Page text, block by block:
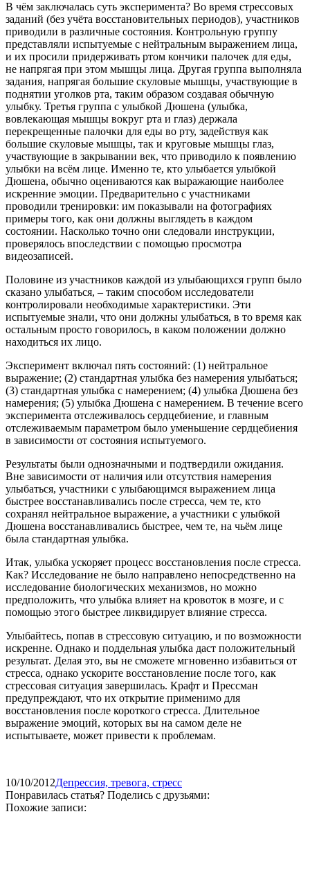
В чём заключалась суть эксперимента? Во время стрессовых
заданий (без учёта восстановительных периодов), участников
приводили в различные состояния. Контрольную группу
представляли испытуемые с нейтральным выражением лица,
и их просили придерживать ртом кончики палочек для еды,
не напрягая при этом мышцы лица. Другая группа выполняла
задания, напрягая большие скуловые мышцы, участвующие в
поднятии уголков рта, таким образом создавая обычную
улыбку. Третья группа с улыбкой Дюшена (улыбка,
вовлекающая мышцы вокруг рта и глаз) держала
перекрещенные палочки для еды во рту, задействуя как
большие скуловые мышцы, так и круговые мышцы глаз,
участвующие в закрывании век, что приводило к появлению
улыбки на всём лице. Именно те, кто улыбается улыбкой
Дюшена, обычно оцениваются как выражающие наиболее
искренние эмоции. Предварительно с участниками
проводили тренировки: им показывали на фотографиях
примеры того, как они должны выглядеть в каждом
состоянии. Насколько точно они следовали инструкции,
проверялось впоследствии с помощью просмотра
видеозаписей.
Половине из участников каждой из улыбающихся групп было
сказано улыбаться, – таким способом исследователи
контролировали необходимые характеристики. Эти
испытуемые знали, что они должны улыбаться, в то время как
остальным просто говорилось, в каком положении должно
находиться их лицо.
Эксперимент включал пять состояний: (1) нейтральное
выражение; (2) стандартная улыбка без намерения улыбаться;
(3) стандартная улыбка с намерением; (4) улыбка Дюшена без
намерения; (5) улыбка Дюшена с намерением. В течение всего
эксперимента отслеживалось сердцебиение, и главным
отслеживаемым параметром было уменьшение сердцебиения
в зависимости от состояния испытуемого.
Результаты были однозначными и подтвердили ожидания.
Вне зависимости от наличия или отсутствия намерения
улыбаться, участники с улыбающимся выражением лица
быстрее восстанавливались после стресса, чем те, кто
сохранял нейтральное выражение, а участники с улыбкой
Дюшена восстанавливались быстрее, чем те, на чьём лице
была стандартная улыбка.
Итак, улыбка ускоряет процесс восстановления после стресса.
Как? Исследование не было направлено непосредственно на
исследование биологических механизмов, но можно
предположить, что улыбка влияет на кровоток в мозге, и с
помощью этого быстрее ликвидирует влияние стресса.
Улыбайтесь, попав в стрессовую ситуацию, и по возможности
искренне. Однако и поддельная улыбка даст положительный
результат. Делая это, вы не сможете мгновенно избавиться от
стресса, однако ускорите восстановление после того, как
стрессовая ситуация завершилась. Крафт и Прессман
предупреждают, что их открытие применимо для
восстановления после короткого стресса. Длительное
выражение эмоций, которых вы на самом деле не
испытываете, может привести к проблемам.
10/10/2012Депрессия, тревога, стресс
Понравилась статья? Поделись с друзьями:
Похожие записи: